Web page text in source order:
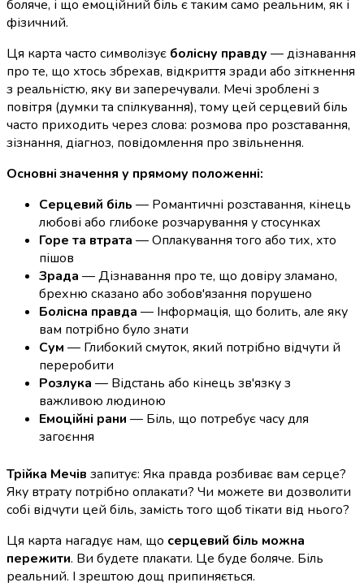
боляче, і що емоційний біль є таким само реальним, як і
фізичний.
Ця карта часто символізує болісну правду— дізнавання
про те, що хтось збрехав, відкриття зради або зіткнення
з реальністю, яку ви заперечували. Мечі зроблені з
повітря (думки та спілкування), тому цей серцевий біль
часто приходить через слова: розмова про розставання,
зізнання, діагноз, повідомлення про звільнення.
Основні значення у прямому положенні:
Серцевий біль — Романтичні розставання, кінець
любові або глибоке розчарування у стосунках
Горе та втрата — Оплакування того або тих, хто
пішов
Зрада — Дізнавання про те, що довіру зламано,
брехню сказано або зобов'язання порушено
Болісна правда — Інформація, що болить, але яку
вам потрібно було знати
Сум — Глибокий смуток, який потрібно відчути й
переробити
Розлука — Відстань або кінець зв'язку з
важливою людиною
Емоційні рани — Біль, що потребує часу для
загоєння
Трійка Мечів запитує: Яка правда розбиває вам серце?
Яку втрату потрібно оплакати? Чи можете ви дозволити
собі відчути цей біль, замість того щоб тікати від нього?
Ця карта нагадує нам, що серцевий біль можна
пережити. Ви будете плакати. Це буде боляче. Біль
реальний. І зрештою дощ припиняється.